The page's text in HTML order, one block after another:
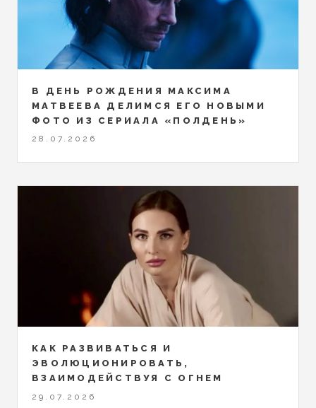
В ДЕНЬ РОЖДЕНИЯ МАКСИМА
МАТВЕЕВА ДЕЛИМСЯ ЕГО НОВЫМИ
ФОТО ИЗ СЕРИАЛА «ПОЛДЕНЬ»
28.07.2026
КАК РАЗВИВАТЬСЯ И
ЭВОЛЮЦИОНИРОВАТЬ,
ВЗАИМОДЕЙСТВУЯ С ОГНЕМ
29.07.2026